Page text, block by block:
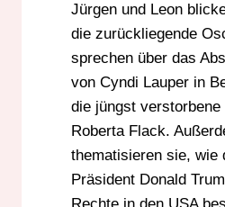
Jürgen und Leon
die zurückliegende
sprechen über das
von Cyndi Lauper in
die jüngst
Roberta Flack.
thematisieren sie, wie
Präsident Donald